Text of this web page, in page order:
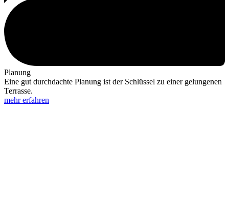
Planung
Eine gut durchdachte Planung ist der Schlüssel zu einer gelungenen
Terrasse.
mehr erfahren